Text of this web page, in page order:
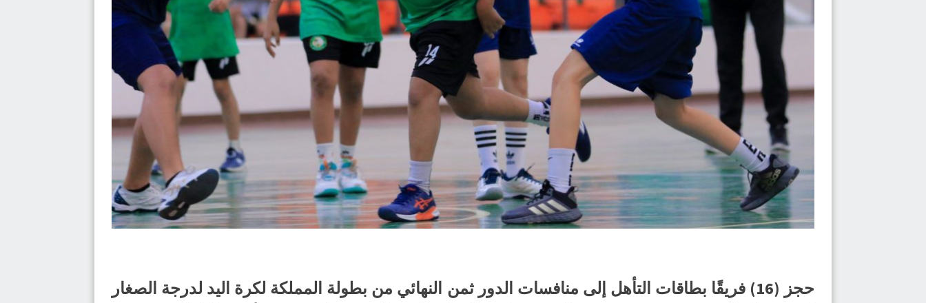
حجز (16) فريقًا بطاقات التأهل إلى منافسات الدور ثمن النهائي من بطولة المملكة لكرة اليد لدرجة الصغار